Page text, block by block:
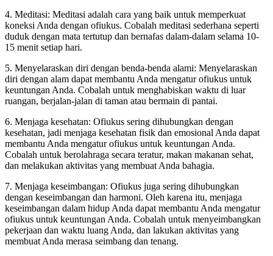
4. Meditasi: Meditasi adalah cara yang baik untuk memperkuat
koneksi Anda dengan ofiukus. Cobalah meditasi sederhana seperti
duduk dengan mata tertutup dan bernafas dalam-dalam selama 10-
15 menit setiap hari.
5. Menyelaraskan diri dengan benda-benda alami: Menyelaraskan
diri dengan alam dapat membantu Anda mengatur ofiukus untuk
keuntungan Anda. Cobalah untuk menghabiskan waktu di luar
ruangan, berjalan-jalan di taman atau bermain di pantai.
6. Menjaga kesehatan: Ofiukus sering dihubungkan dengan
kesehatan, jadi menjaga kesehatan fisik dan emosional Anda dapat
membantu Anda mengatur ofiukus untuk keuntungan Anda.
Cobalah untuk berolahraga secara teratur, makan makanan sehat,
dan melakukan aktivitas yang membuat Anda bahagia.
7. Menjaga keseimbangan: Ofiukus juga sering dihubungkan
dengan keseimbangan dan harmoni. Oleh karena itu, menjaga
keseimbangan dalam hidup Anda dapat membantu Anda mengatur
ofiukus untuk keuntungan Anda. Cobalah untuk menyeimbangkan
pekerjaan dan waktu luang Anda, dan lakukan aktivitas yang
membuat Anda merasa seimbang dan tenang.